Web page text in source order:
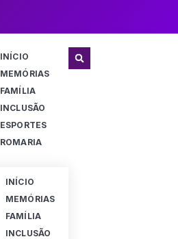
INÍCIO
MEMÓRIAS
FAMÍLIA
INCLUSÃO
ESPORTES
ROMARIA
INÍCIO
MEMÓRIAS
FAMÍLIA
INCLUSÃO